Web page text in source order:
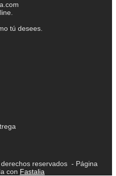
tú desees.
reservados - Página
con Fastalia